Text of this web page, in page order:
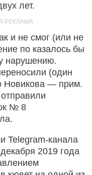
лет.
и не смог (или не
по казалось бы
нарушению.
(один
Новикова — прим.
№ 8
Telegram-канала
2019 года